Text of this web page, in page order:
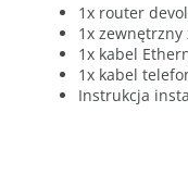
1x router
1x zewnętrzny
1x kabel
1x kabel
Instrukcja